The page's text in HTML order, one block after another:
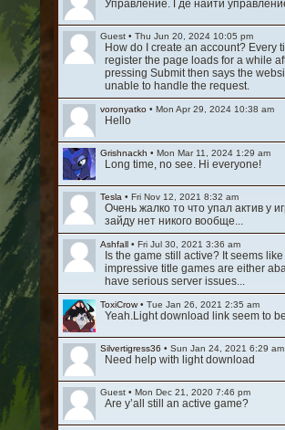
Управление. Где найти
Guest • Thu Jun 20, 2024 10:05 pm
How do I create an account? Every
register the page loads for a while
pressing Submit then says the
unable to handle the request.
voronyatko • Mon Apr 29, 2024 10:38 am
Hello
Grishnackh • Mon Mar 11, 2024 1:29 am
Long time, no see. Hi everyone!
Tesla • Fri Nov 12, 2021 8:32 am
Очень жалко то что упал актив у
зайду нет никого вообще...
Ashfall • Fri Jul 30, 2021 3:36 am
Is the game still active? It seems
impressive title games are either
have serious server issues...
ToxiCrow• Tue Jan 26, 2021 2:35 am
Yeah.Light download link seem to
Silvertigress36 • Sun Jan 24, 2021 6:29 am
Need help with light download
Guest • Mon Dec 21, 2020 7:46 pm
Are y’all still an active game?